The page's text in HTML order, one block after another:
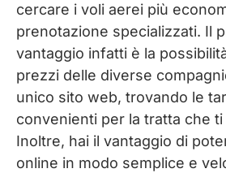
Portali prenotazioni
hotel e appartamenti al
Booking
Agoda
Appartamenti privati
cercare i voli aerei più
prenotazione specializzati. Il
vantaggio infatti è la
prezzi delle diverse
unico sito web, trovando le
convenienti per la tratta che
Inoltre, hai il vantaggio di
online in modo semplice e